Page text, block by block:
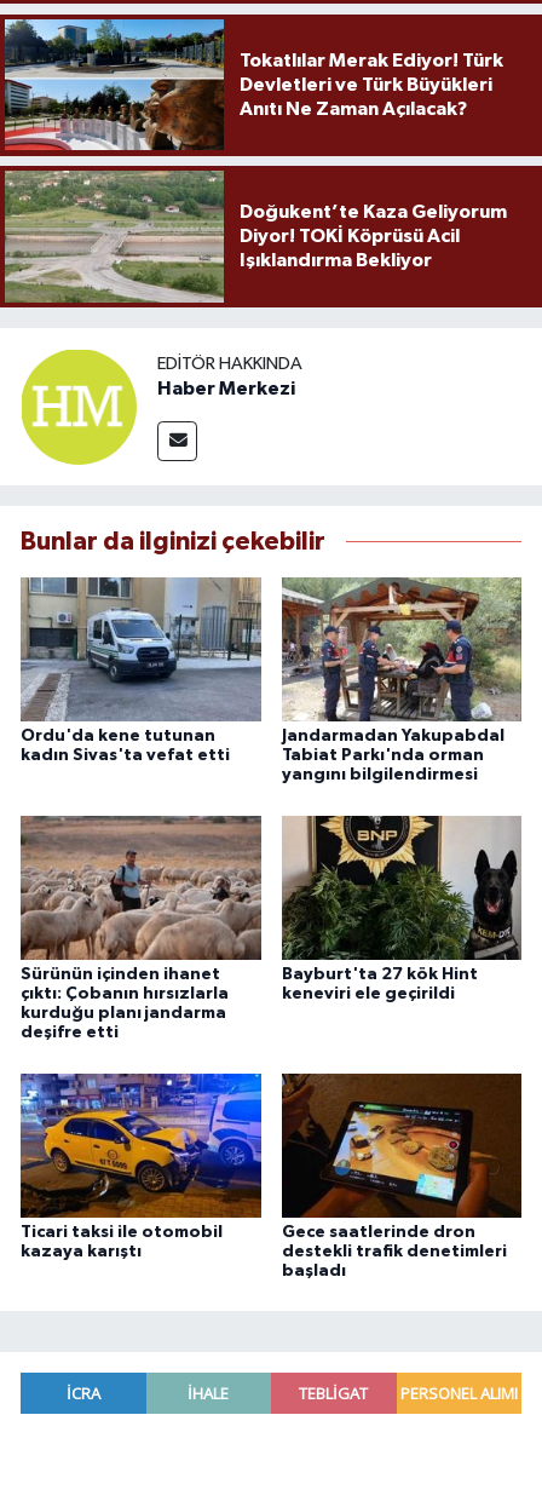
Tokatlılar Merak Ediyor! Türk
Devletleri ve Türk Büyükleri
Anıtı Ne Zaman Açılacak?
Doğukent’te Kaza Geliyorum
Diyor! TOKİ Köprüsü Acil
Işıklandırma Bekliyor
EDITÖR HAKKINDA
Haber Merkezi
Bunlar da ilginizi çekebilir
Ordu'da kene tutunan
kadın Sivas'ta vefat etti
Jandarmadan Yakupabdal
Tabiat Parkı'nda orman
yangını bilgilendirmesi
Sürünün içinden ihanet
çıktı: Çobanın hırsızlarla
kurduğu planı jandarma
deşifre etti
Bayburt'ta 27 kök Hint
keneviri ele geçirildi
Ticari taksi ile otomobil
kazaya karıştı
Gece saatlerinde dron
destekli trafik denetimleri
başladı